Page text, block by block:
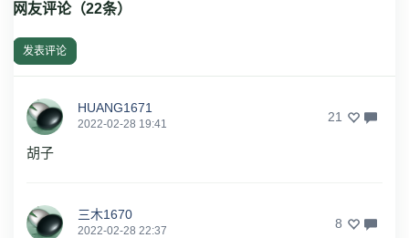
网友评论（22条）
发表评论
HUANG1671
2022-02-28 19:41 21
胡子
三木1670
2022-02-28 22:37 8